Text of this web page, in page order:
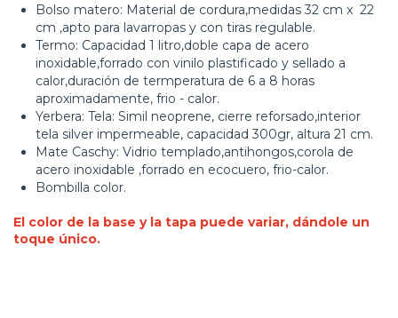
Bolso matero: Material de cordura,medidas 32 cm x 22
cm ,apto para lavarropas y con tiras regulable.
Termo: Capacidad 1 litro,doble capa de acero
inoxidable,forrado con vinilo plastificado y sellado a
calor,duración de termperatura de 6 a 8 horas
aproximadamente, frio - calor.
Yerbera: Tela: Simil neoprene, cierre reforsado,interior
tela silver impermeable, capacidad 300gr, altura 21 cm.
Mate Caschy: Vidrio templado,antihongos,corola de
acero inoxidable ,forrado en ecocuero, frio-calor.
Bombilla color.
El color de la base y la tapa puede variar, dándole un
toque único.